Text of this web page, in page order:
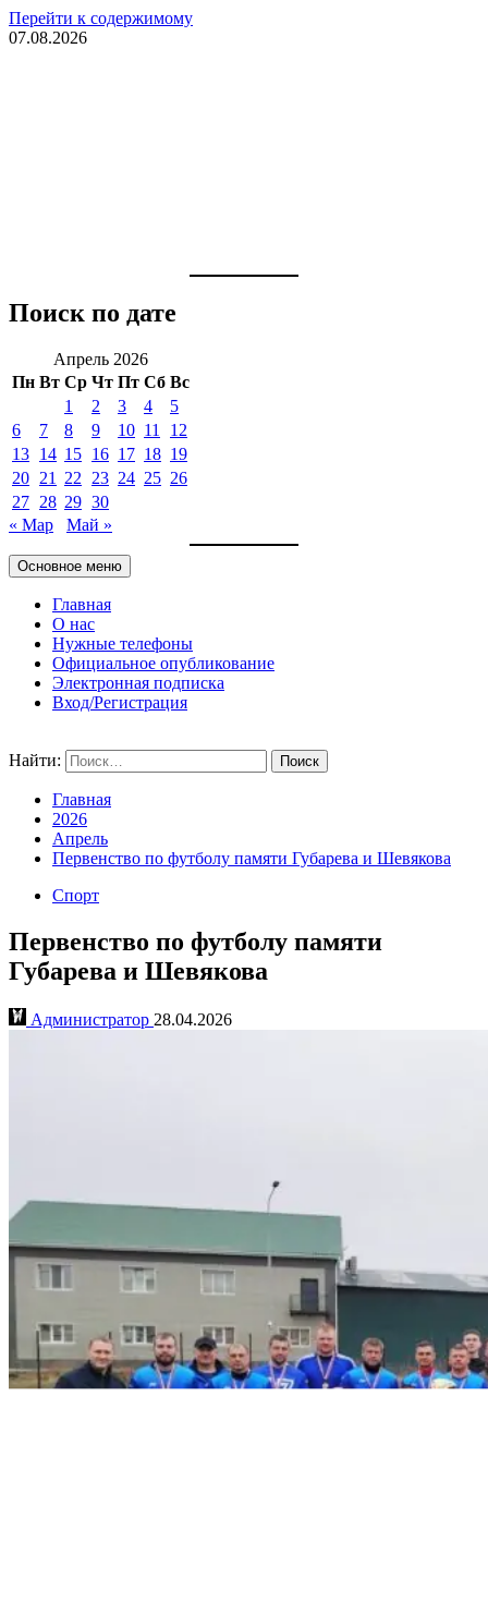
Перейти к содержимому
07.08.2026
Поиск по дате
Апрель 2026
Пн Вт Ср Чт Пт Сб Вс
1
2 3 4
5
6
7 8 9 10 11
12
13 14 15 16 17 18 19
20 21 22 23 24 25 26
27 28 29 30
« Мар
Май »
Основное меню
Главная
О нас
Нужные телефоны
Официальное опубликование
Электронная подписка
Вход/Регистрация
Найти:
Главная
2026
Апрель
Первенство по футболу памяти Губарева и Шевякова
Спорт
Первенство по футболу памяти
Губарева и Шевякова
Администратор 28.04.2026